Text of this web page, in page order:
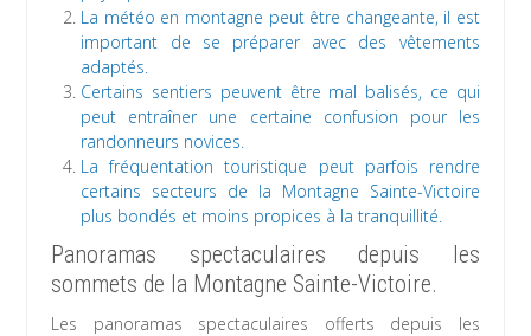
La météo en montagne peut être changeante, il est
important de se préparer avec des vêtements
adaptés.
Certains sentiers peuvent être mal balisés, ce qui
peut entraîner une certaine confusion pour les
randonneurs novices.
La fréquentation touristique peut parfois rendre
certains secteurs de la Montagne Sainte-Victoire
plus bondés et moins propices à la tranquillité.
Panoramas spectaculaires depuis les
sommets de la Montagne Sainte-Victoire.
Les panoramas spectaculaires offerts depuis les